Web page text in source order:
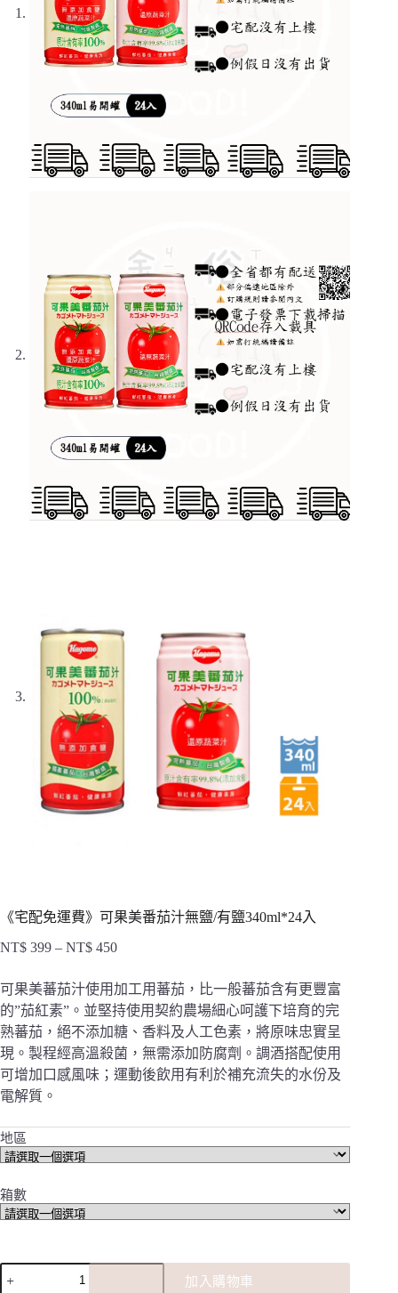
《宅配免運費》可果美番茄汁無鹽/有鹽340ml*24入
NT$ 399 – NT$ 450價
範
圍：
NT$ 399
到
NT$ 450
可果美蕃茄汁使用加工用蕃茄，比一般蕃茄含有更豐富
的”茄紅素”。並堅持使用契約農場細心呵護下培育的完
熟蕃茄，絕不添加糖、香料及人工色素，將原味忠實呈
現。製程經高溫殺菌，無需添加防腐劑。調酒搭配使用
可增加口感風味；運動後飲用有利於補充流失的水份及
電解質。
地區
箱數
加入購物車